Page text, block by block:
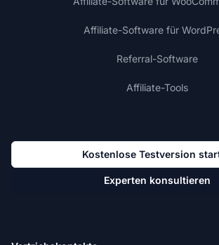
Affiliate-Software für
Referral-Software
Affiliate-Tools
Kostenlose Testversion
Experten konsultieren